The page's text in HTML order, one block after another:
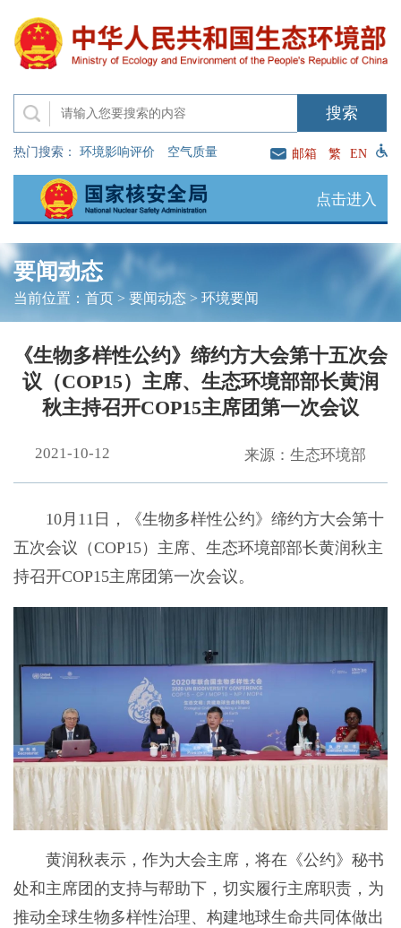
热门搜索： 环境影响评价 空气质量 邮箱 繁 EN
点击进入
要闻动态
当前位置： 首页> 要闻动态 > 环境要闻
《生物多样性公约》缔约方大会第十五次会
议（COP15）主席、生态环境部部长黄润
秋主持召开COP15主席团第一次会议
2021-10-12 来源：生态环境部
10月11日，《生物多样性公约》缔约方大会第十
五次会议（COP15）主席、生态环境部部长黄润秋主
持召开COP15主席团第一次会议。
黄润秋表示，作为大会主席，将在《公约》秘书
处和主席团的支持与帮助下，切实履行主席职责，为
推动全球生物多样性治理、构建地球生命共同体做出